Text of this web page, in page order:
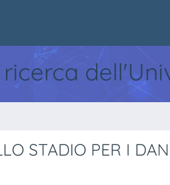
STADIO PER I